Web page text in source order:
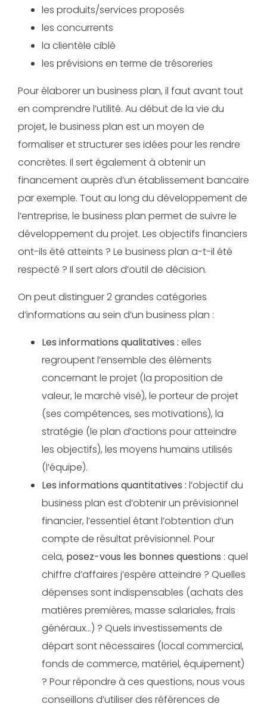
les produits/services proposés
les concurrents
la clientèle ciblé
les prévisions en terme de trésoreries
Pour élaborer un business plan, il faut avant tout
en comprendre l’utilité. Au début de la vie du
projet, le business plan est un moyen de
formaliser et structurer ses idées pour les rendre
concrètes. Il sert également à obtenir un
financement auprès d’un établissement bancaire
par exemple. Tout au long du développement de
l’entreprise, le business plan permet de suivre le
développement du projet. Les objectifs financiers
ont-ils été atteints ? Le business plan a-t-il été
respecté ? Il sert alors d’outil de décision.
On peut distinguer 2 grandes catégories
d’informations au sein d’un business plan :
Les informations qualitatives : elles
regroupent l’ensemble des éléments
concernant le projet (la proposition de
valeur, le marché visé), le porteur de projet
(ses compétences, ses motivations), la
stratégie (le plan d’actions pour atteindre
les objectifs), les moyens humains utilisés
(l’équipe).
Les informations quantitatives : l’objectif du
business plan est d’obtenir un prévisionnel
financier, l’essentiel étant l’obtention d’un
compte de résultat prévisionnel. Pour
cela, posez-vous les bonnes questions : quel
chiffre d’affaires j’espère atteindre ? Quelles
dépenses sont indispensables (achats des
matières premières, masse salariales, frais
généraux…) ? Quels investissements de
départ sont nécessaires (local commercial,
fonds de commerce, matériel, équipement)
? Pour répondre à ces questions, nous vous
conseillons d’utiliser des références de